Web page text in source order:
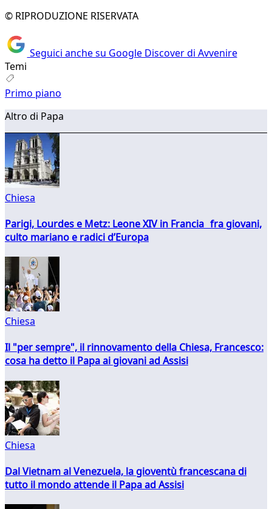
© RIPRODUZIONE RISERVATA
Seguici anche su Google Discover di Avvenire
Temi
Primo piano
Altro di Papa
Chiesa
Parigi, Lourdes e Metz: Leone XIV in Francia fra giovani,
culto mariano e radici d’Europa
Chiesa
Il "per sempre", il rinnovamento della Chiesa, Francesco:
cosa ha detto il Papa ai giovani ad Assisi
Chiesa
Dal Vietnam al Venezuela, la gioventù francescana di
tutto il mondo attende il Papa ad Assisi